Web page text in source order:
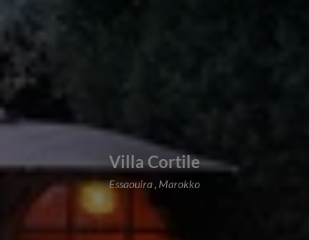
Villa Cortile
Essaouira , Marokko